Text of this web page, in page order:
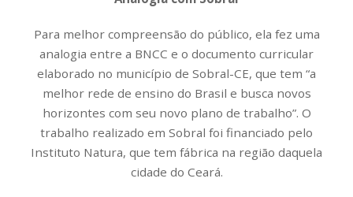
Para melhor compreensão do público, ela fez uma
analogia entre a BNCC e o documento curricular
elaborado no município de Sobral-CE, que tem “a
melhor rede de ensino do Brasil e busca novos
horizontes com seu novo plano de trabalho”. O
trabalho realizado em Sobral foi financiado pelo
Instituto Natura, que tem fábrica na região daquela
cidade do Ceará.